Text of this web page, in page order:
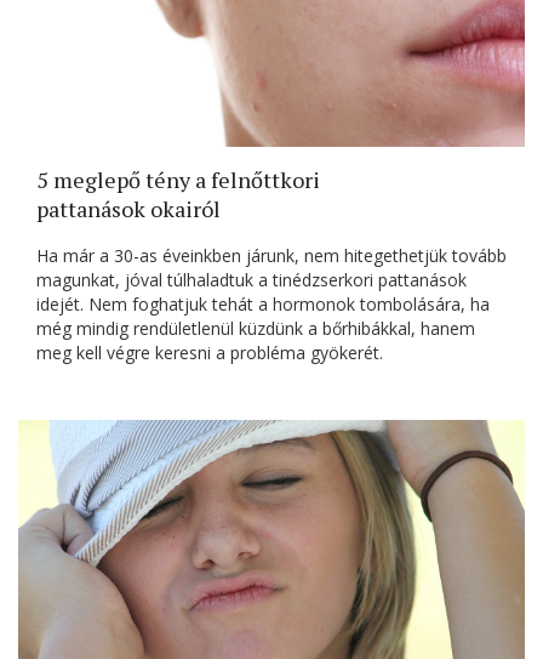
5 meglepő tény a felnőttkori
pattanások okairól
Ha már a 30-as éveinkben járunk, nem hitegethetjük tovább
magunkat, jóval túlhaladtuk a tinédzserkori pattanások
idejét. Nem foghatjuk tehát a hormonok tombolására, ha
még mindig rendületlenül küzdünk a bőrhibákkal, hanem
meg kell végre keresni a probléma gyökerét.